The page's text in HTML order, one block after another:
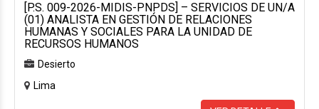
[P.S. 009-2026-MIDIS-PNPDS] – SERVICIOS DE UN/A
(01) ANALISTA EN GESTIÓN DE RELACIONES
HUMANAS Y SOCIALES PARA LA UNIDAD DE
RECURSOS HUMANOS
Desierto
Lima